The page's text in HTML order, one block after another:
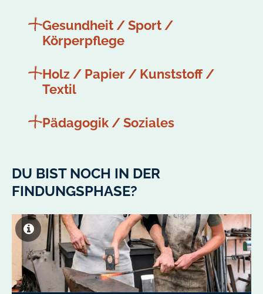
Gesundheit / Sport /
Körperpflege
Holz / Papier / Kunststoff /
Textil
Pädagogik / Soziales
DU BIST NOCH IN DER
FINDUNGSPHASE?